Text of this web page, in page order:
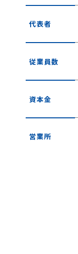
代表者
従業員数
資本金
営業所